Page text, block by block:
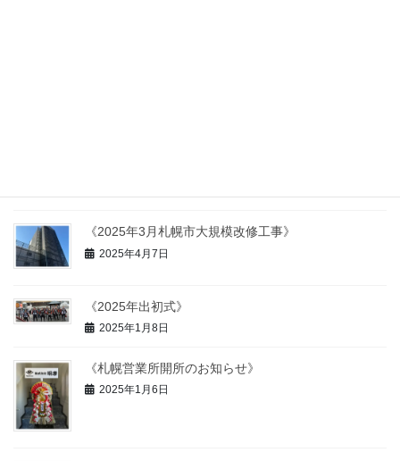
《2025年3月札幌市大規模改修工事》
2025年4月7日
《2025年出初式》
2025年1月8日
《札幌営業所開所のお知らせ》
2025年1月6日